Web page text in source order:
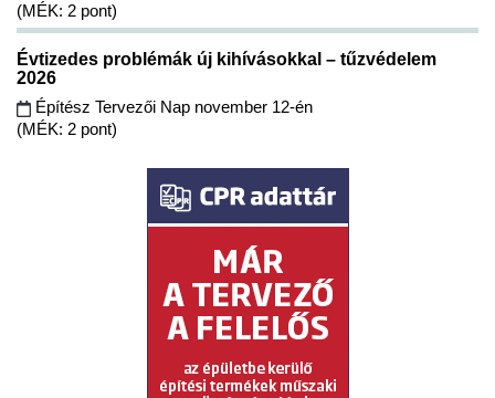
(MÉK: 2 pont)
Évtizedes problémák új kihívásokkal – tűzvédelem
2026
Építész Tervezői Nap november 12-én
(MÉK: 2 pont)